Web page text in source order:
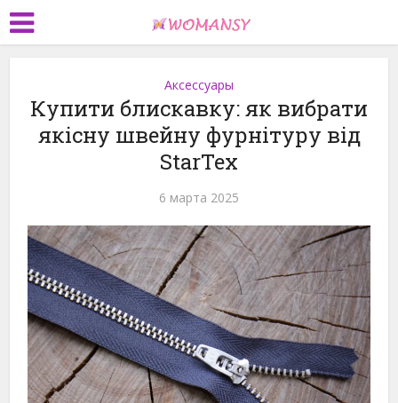
Аксессуары
Купити блискавку: як вибрати
якісну швейну фурнітуру від
StarTex
6 марта 2025